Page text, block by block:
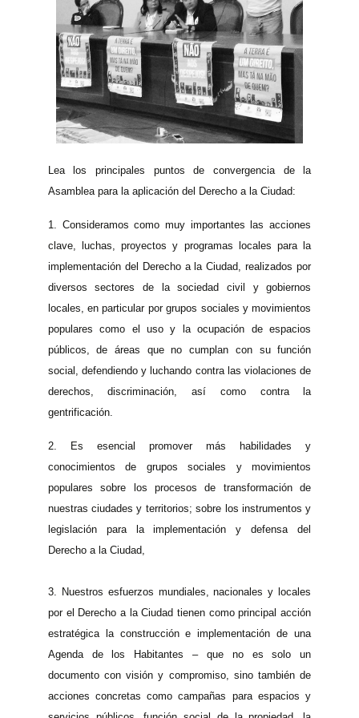
Lea los principales puntos de convergencia de la
Asamblea para la aplicación del Derecho a la Ciudad:
1.
Consideramos como muy importantes las acciones
clave, luchas, proyectos y programas locales para la
implementación del Derecho a la Ciudad, realizados por
diversos sectores de la sociedad civil y gobiernos
locales, en particular por grupos sociales y movimientos
populares como el uso y la ocupación de espacios
públicos, de áreas que no cumplan con su función
social, defendiendo y luchando contra las violaciones de
derechos, discriminación, así como contra la
gentrificación.
2.
Es esencial promover más habilidades y
conocimientos de grupos sociales y movimientos
populares sobre los procesos de transformación de
nuestras ciudades y territorios; sobre los instrumentos y
legislación para la implementación y defensa del
Derecho a la Ciudad,
3.
Nuestros esfuerzos mundiales, nacionales y locales
por el Derecho a la Ciudad tienen como principal acción
estratégica la construcción e implementación de una
Agenda de los Habitantes – que no es solo un
documento con visión y compromiso, sino también de
acciones concretas como campañas para espacios y